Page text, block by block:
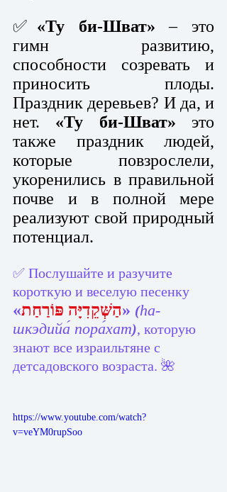
✅ «Ту би-Шват» – это
гимн развитию,
способности созревать и
приносить плоды.
Праздник деревьев? И да, и
нет. «Ту би-Шват» это
также праздник людей,
которые повзрослели,
укоренились в правильной
почве и в полной мере
реализуют свой природный
потенциал.
✅ Послушайте и разучите
короткую и веселую песенку
«הַשְּׁקֵדִיָּה פּוֹרַחַת» (hа-
шкэдийа́ пора́хат), которую
знают все израильтяне с
детсадовского возраста. 🌺
https://www.youtube.com/watch?
v=veYM0rupSoo